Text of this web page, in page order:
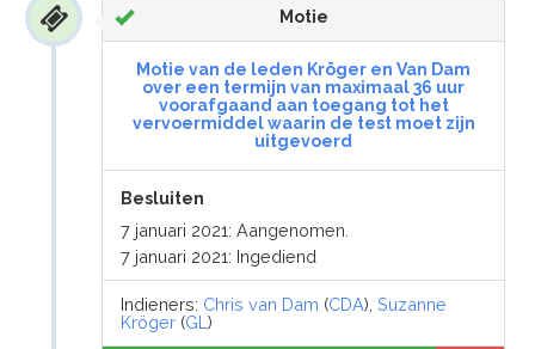
Motie
Motie van de leden Kröger en Van Dam
over een termijn van maximaal 36 uur
voorafgaand aan toegang tot het
vervoermiddel waarin de test moet zijn
uitgevoerd
Besluiten
7 januari 2021: Aangenomen.
7 januari 2021: Ingediend
Indieners: Chris van Dam (CDA),Suzanne
Kröger (GL)